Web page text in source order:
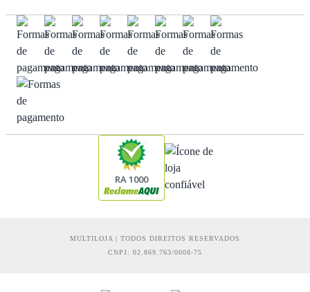
RA 1000
MULTILOJA | TODOS DIREITOS RESERVADOS
CNPJ: 02.869.763/0008-75